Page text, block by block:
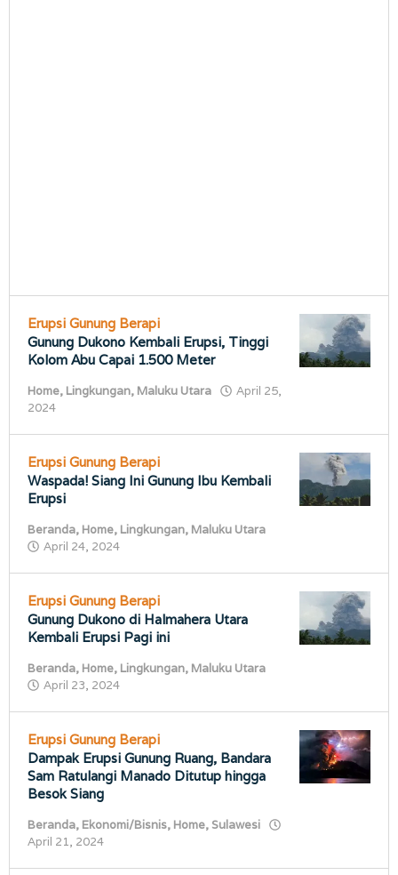
Erupsi Gunung Berapi
Gunung Dukono Kembali Erupsi, Tinggi
Kolom Abu Capai 1.500 Meter
Home, Lingkungan, Maluku Utara
April 25,
2024
Erupsi Gunung Berapi
Waspada! Siang Ini Gunung Ibu Kembali
Erupsi
Beranda, Home, Lingkungan, Maluku Utara
April 24, 2024
Erupsi Gunung Berapi
Gunung Dukono di Halmahera Utara
Kembali Erupsi Pagi ini
Beranda, Home, Lingkungan, Maluku Utara
April 23, 2024
Erupsi Gunung Berapi
Dampak Erupsi Gunung Ruang, Bandara
Sam Ratulangi Manado Ditutup hingga
Besok Siang
Beranda, Ekonomi/Bisnis, Home, Sulawesi
April 21, 2024